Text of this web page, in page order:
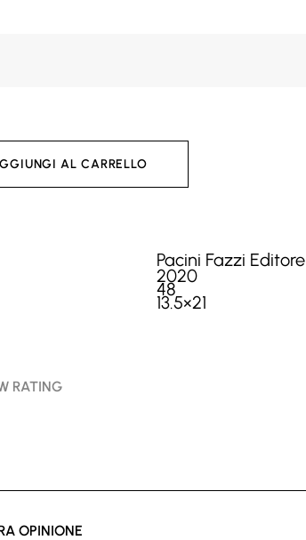
AL CARRELLO
Pacini Fazzi Editore
2020
48
13.5×21
RATING
OPINIONE